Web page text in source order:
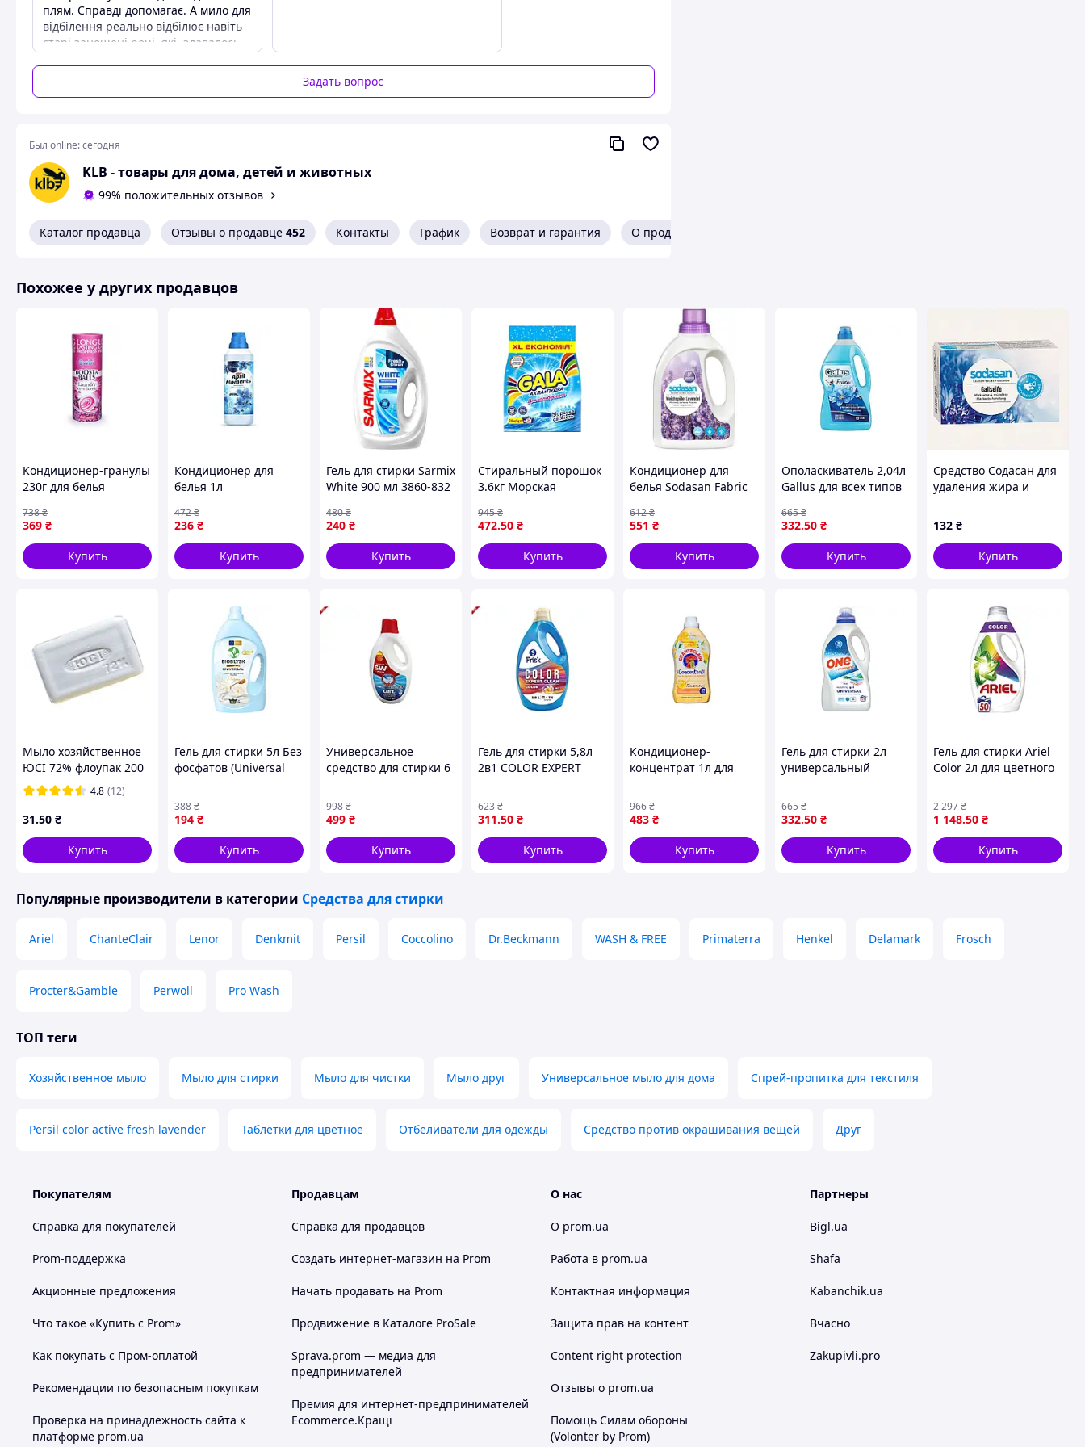
плям. Справді допомагає. А мило для
відбілення реально відбілює навіть
старі заношені речі, які, здавалось,
Мило дешеве, відповідає своєму
Недостатки
Нема.
Задать вопрос
Был online:сегодня
KLB - товары для дома, детей и животных
99% положительных отзывов
Каталог продавца Отзывы о продавце 452 Контакты График Возврат и гарантия О продавце
Похожее у других продавцов
Кондиционер-гранулы
230г для белья
Розовая Орхидея
(тубус) ТМ SWIRL
369 ₴
738₴
Купить
Кондиционер для
белья 1л
Elite April Moments для
мягкости и свежести
одежды
236 ₴
472₴
Купить
Гель для стирки Sarmix
White 900 мл 3860-832
240 ₴
480₴
Купить
Стиральный порошок
3.6кг Морская
белья ТМ GALA
472.50 ₴
945₴
Купить
Кондиционер для
белья Sodasan Fabric
л (4019886016131)
551 ₴
612₴
Купить
Ополаскиватель 2,04л
Gallus для всех типов
профессиональный
освежитель с
приятным ароматом
332.50 ₴
665₴
Купить
Средство Содасан для
удаления жира и
132 ₴
Купить
Мыло хозяйственное
ЮСІ 72% флоупак 200
г.
4.8 (12)
31.50 ₴
Купить
Гель для стирки 5л Без
фосфатов (Universal
Niche Perfume ТМ
BIOBLYSK
194 ₴
388₴
Купить
Универсальное
средство для стирки 6
Wash для чистоты и
свежести вашего
499 ₴
998₴
Купить
Гель для стирки 5,8л
2в1 COLOR EXPERT
ярких и чистых тканей
311.50 ₴
623₴
Купить
Кондиционер-
концентрат 1л для
цветов апельсина и
нарцисса для мягкости
483 ₴
966₴
Купить
Гель для стирки 2л
универсальный
энзимами для всех
типов тканей
пятен
332.50 ₴
665₴
Купить
Гель для стирки Ariel
Color 2л для цветного
яркости и свежим
ароматом
1 148.50 ₴
2 297₴
Купить
Популярные производители в категории Средства для стирки
Ariel ChanteClair Lenor Denkmit Persil Coccolino Dr.Beckmann WASH & FREE Primaterra Henkel Delamark Frosch
Procter&Gamble Perwoll Pro Wash
ТОП теги
Хозяйственное мыло Мыло для стирки Мыло для чистки Мыло друг Универсальное мыло для дома Спрей-пропитка для текстиля
Persil color active fresh lavender Таблетки для цветное Отбеливатели для одежды Средство против окрашивания вещей Друг
Покупателям
Справка для покупателей
Prom-поддержка
Акционные предложения
Что такое «Купить с Prom»
Как покупать с Пром-оплатой
Рекомендации по безопасным покупкам
Проверка на принадлежность сайта к
платформе prom.ua
Продавцам
Справка для продавцов
Создать интернет-магазин на Prom
Начать продавать на Prom
Продвижение в Каталоге ProSale
Sprava.prom — медиа для
предпринимателей
Премия для интернет-предпринимателей
Ecommerce.Кращі
О нас
О prom.ua
Работа в prom.ua
Контактная информация
Защита прав на контент
Content right protection
Отзывы о prom.ua
Помощь Силам обороны
(Volonter by Prom)
Партнеры
Bigl.ua
Shafa
Kabanchik.ua
Вчасно
Zakupivli.pro